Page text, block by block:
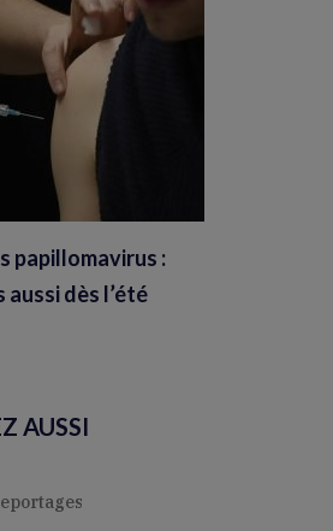
papillomavirus :
dès l’été
AUSSI